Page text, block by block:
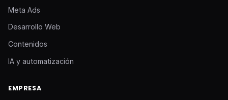
Meta Ads
Desarrollo Web
Contenidos
IA y automatización
EMPRESA